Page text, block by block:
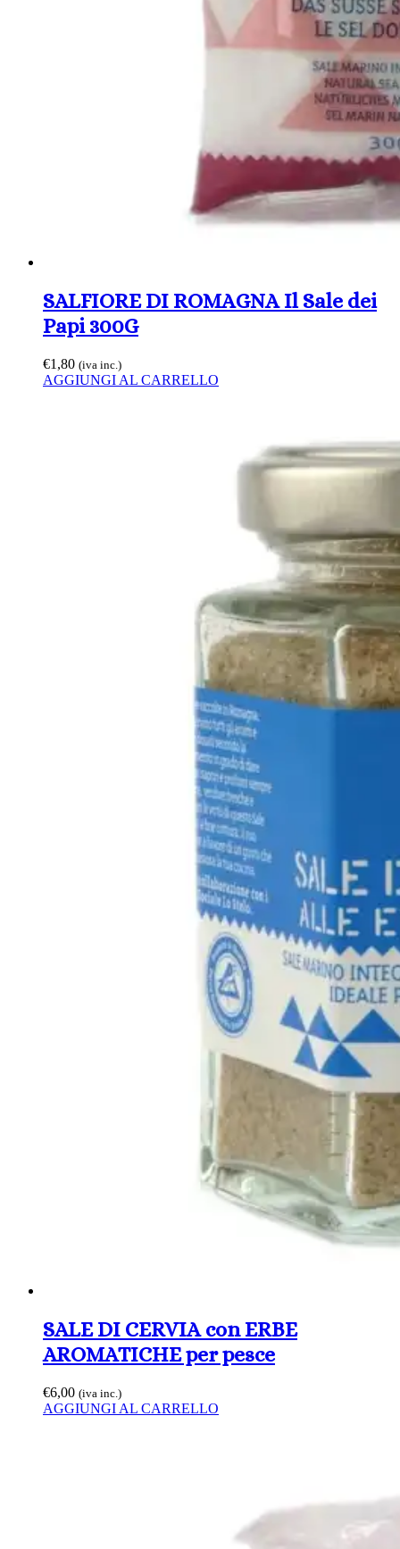
SALFIORE DI ROMAGNA Il Sale dei
Papi 300G
€1,80 (iva inc.)
AGGIUNGI AL CARRELLO
SALE DI CERVIA con ERBE
AROMATICHE per pesce
€6,00 (iva inc.)
AGGIUNGI AL CARRELLO